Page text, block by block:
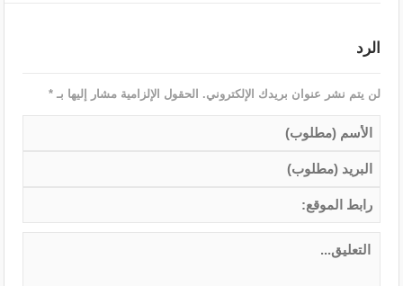
الرد
لن يتم نشر عنوان بريدك الإلكتروني. الحقول الإلزامية مشار إليها بـ*